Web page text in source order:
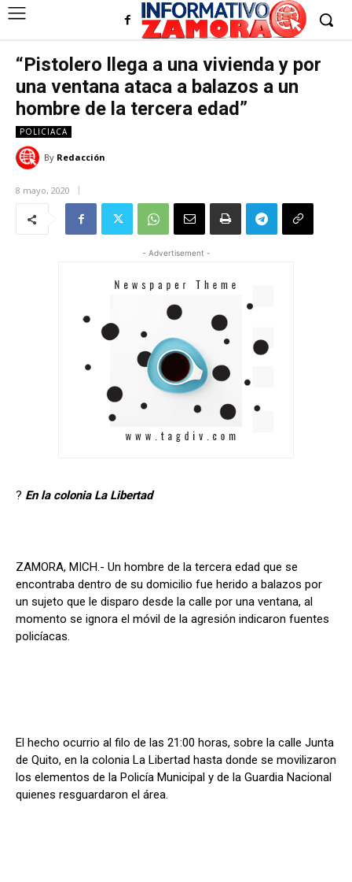
“Pistolero llega a una vivienda y por
una ventana ataca a balazos a un
hombre de la tercera edad”
POLICIACA
By Redacción
8 mayo, 2020
- Advertisement -
? En la colonia La Libertad
ZAMORA, MICH.- Un hombre de la tercera edad que se
encontraba dentro de su domicilio fue herido a balazos por
un sujeto que le disparo desde la calle por una ventana, al
momento se ignora el móvil de la agresión indicaron fuentes
policíacas.
El hecho ocurrio al filo de las 21:00 horas, sobre la calle Junta
de Quito, en la colonia La Libertad hasta donde se movilizaron
los elementos de la Policía Municipal y de la Guardia Nacional
quienes resguardaron el área.